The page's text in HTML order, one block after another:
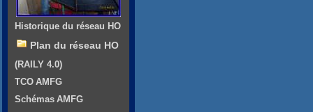
Historique du réseau HO
Plan du réseau HO
(RAILY 4.0)
TCO AMFG
Schémas AMFG